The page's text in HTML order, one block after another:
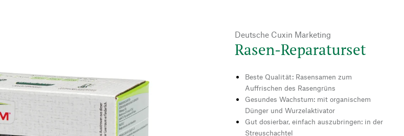
Deutsche Cuxin Marketing
Rasen-Reparaturset
Beste Qualität: Rasensamen zum
Auffrischen des Rasengrüns
Gesundes Wachstum: mit organischem
Dünger und Wurzelaktivator
Gut dosierbar, einfach auszubringen: in der
Streuschachtel